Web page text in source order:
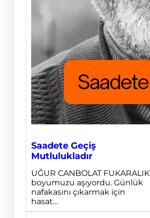
Saadete Geçiş
Mutlulukladır
UĞUR CANBOLAT FUKARALIK
boyumuzu aşıyordu. Günlük
nafakasını çıkarmak için
hasat…